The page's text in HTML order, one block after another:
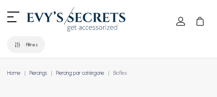
Filtres
Home Piercings Piercing par catérgorie Bioflex